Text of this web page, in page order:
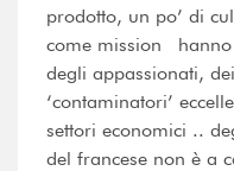
prodotto, un po’ di
come mission hanno
degli appassionati,
‘contaminatori’
settori economici ..
del francese non è a